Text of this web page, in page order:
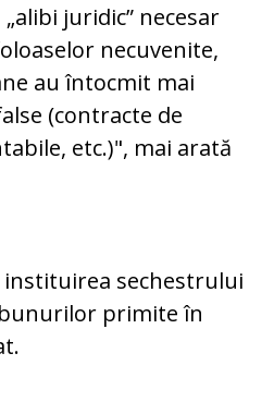
juridic” necesar
necuvenite,
au întocmit mai
(contracte de
etc.)", mai arată
instituirea sechestrului
primite în